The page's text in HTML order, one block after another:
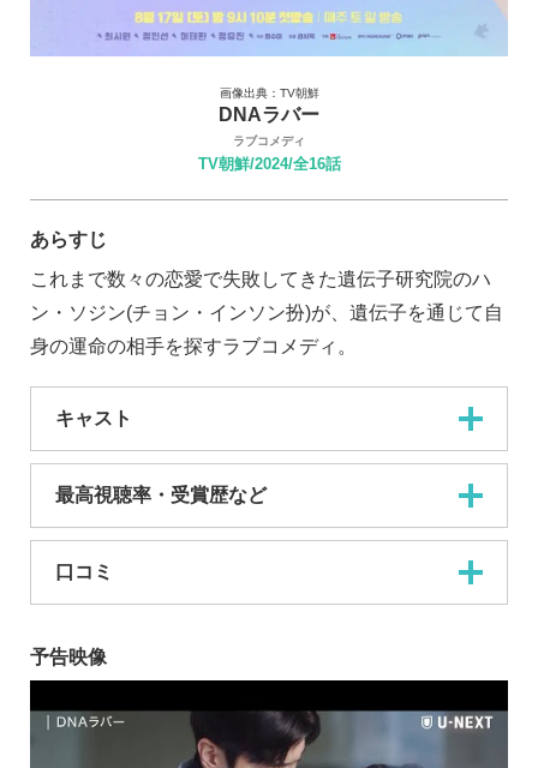
画像出典：TV朝鮮
DNAラバー
ラブコメディ
TV朝鮮/2024/全16話
あらすじ
これまで数々の恋愛で失敗してきた遺伝子研究院のハ
ン・ソジン(チョン・インソン扮)が、遺伝子を通じて自
身の運命の相手を探すラブコメディ。
キャスト
最高視聴率・受賞歴など
口コミ
予告映像